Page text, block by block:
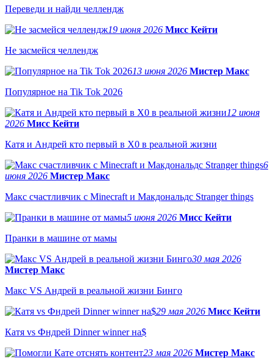
Переведи и найди челлендж
19 июня 2026 Мисс Кейти
Не засмейся челлендж
13 июня 2026 Мистер Макс
Популярное на Tik Tok 2026
12 июня
2026 Мисс Кейти
Катя и Андрей кто первый в Х0 в реальной жизни
6
июня 2026 Мистер Макс
Макс счастливчик с Minecraft и Макдональдс Stranger things
5 июня 2026 Мисс Кейти
Пранки в машине от мамы
30 мая 2026
Мистер Макс
Макс VS Андрей в реальной жизни Бинго
29 мая 2026 Мисс Кейти
Катя vs Фндрей Dinner winner на$
23 мая 2026 Мистер Макс